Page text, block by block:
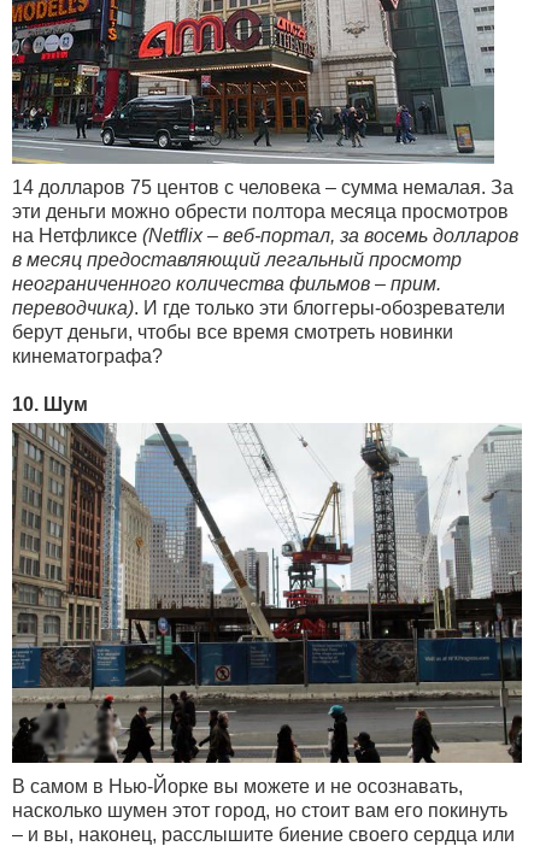
14 долларов 75 центов с человека – сумма немалая. За
эти деньги можно обрести полтора месяца просмотров
на Нетфликсе (Netflix – веб-портал, за восемь долларов
в месяц предоставляющий легальный просмотр
неограниченного количества фильмов – прим.
переводчика). И где только эти блоггеры-обозреватели
берут деньги, чтобы все время смотреть новинки
кинематографа?
10. Шум
В самом в Нью-Йорке вы можете и не осознавать,
насколько шумен этот город, но стоит вам его покинуть
– и вы, наконец, расслышите биение своего сердца или